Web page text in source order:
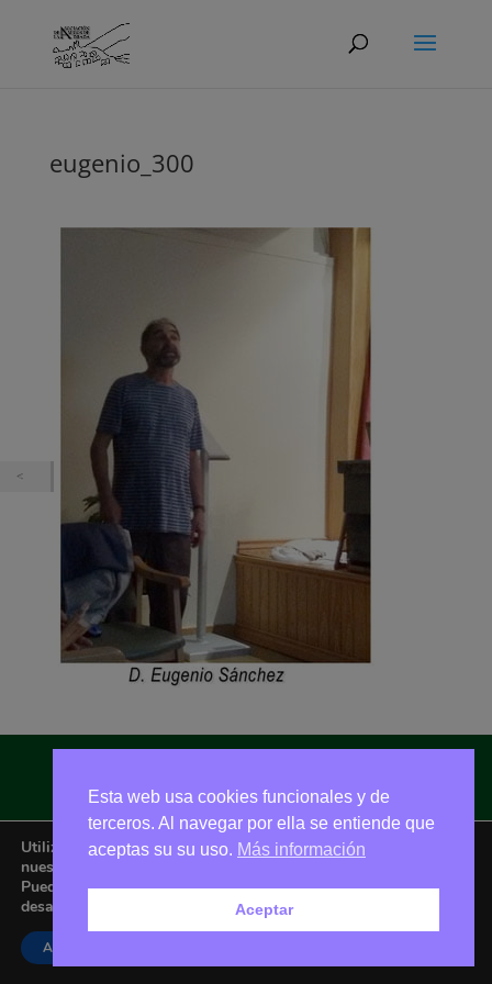
eugenio_300
Asociación Amigos de La Adrada © 2026 - Email:
amigoslaadrada@gmail.com
Utilizamos cookies para ofrecerte la mejor experiencia en
nuestra web.
Puedes aprender más sobre qué cookies utilizamos o
desactivarlas en los
Aceptar
Esta web usa cookies funcionales y de
terceros. Al navegar por ella se entiende que
aceptas su su uso. Más información
Aceptar